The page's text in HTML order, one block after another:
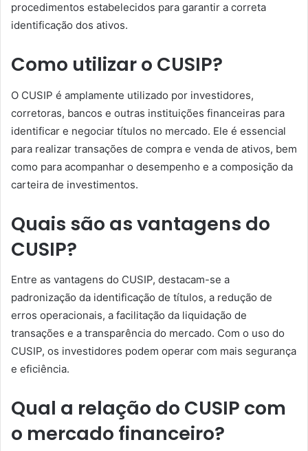
procedimentos estabelecidos para garantir a correta
identificação dos ativos.
Como utilizar o CUSIP?
O CUSIP é amplamente utilizado por investidores,
corretoras, bancos e outras instituições financeiras para
identificar e negociar títulos no mercado. Ele é essencial
para realizar transações de compra e venda de ativos, bem
como para acompanhar o desempenho e a composição da
carteira de investimentos.
Quais são as vantagens do
CUSIP?
Entre as vantagens do CUSIP, destacam-se a
padronização da identificação de títulos, a redução de
erros operacionais, a facilitação da liquidação de
transações e a transparência do mercado. Com o uso do
CUSIP, os investidores podem operar com mais segurança
e eficiência.
Qual a relação do CUSIP com
o mercado financeiro?